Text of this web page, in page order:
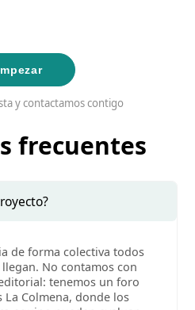
y contactamos contigo
frecuentes
de forma colectiva todos
No contamos con
tenemos un foro
Colmena, donde los